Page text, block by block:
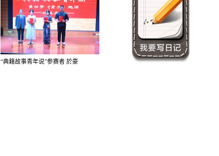
“典籍故事青年说”参赛者 於豪